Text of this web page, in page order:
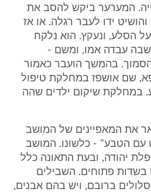
המערער ביקש להסב את
ידו לעבר רגלה. או אז
הסלע, ונעקץ. הוא נלקח
עבדה אמו, ומשם -
בהמשך הועבר כאמור
שם אושפז במחלקת טיפול
במחלקת שיקום ילדים שהה
את המאפיינים של המושב
עם הטבע" - כלשונו. המושב
יהודה, ובעת התאונה כלל
בשדות פתוחים. השבילים
ברובם, ויש בהם אבנים,